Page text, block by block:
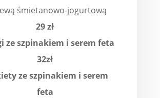
śmietanowo-jogurtową
29 zł
ze szpinakiem i serem feta
32zł
ze szpinakiem i serem
feta